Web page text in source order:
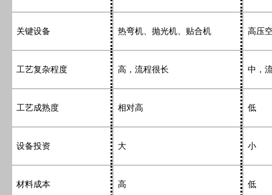
关键设备 热弯机、抛光机、贴合机 高压
工艺复杂程度 高，流程很长 中，
工艺成熟度 相对高 低
设备投资 大 小
材料成本 高 低